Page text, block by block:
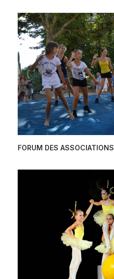
FORUM DES ASSOCIATIONS